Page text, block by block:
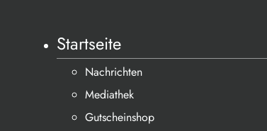
Startseite
Nachrichten
Mediathek
Gutscheinshop